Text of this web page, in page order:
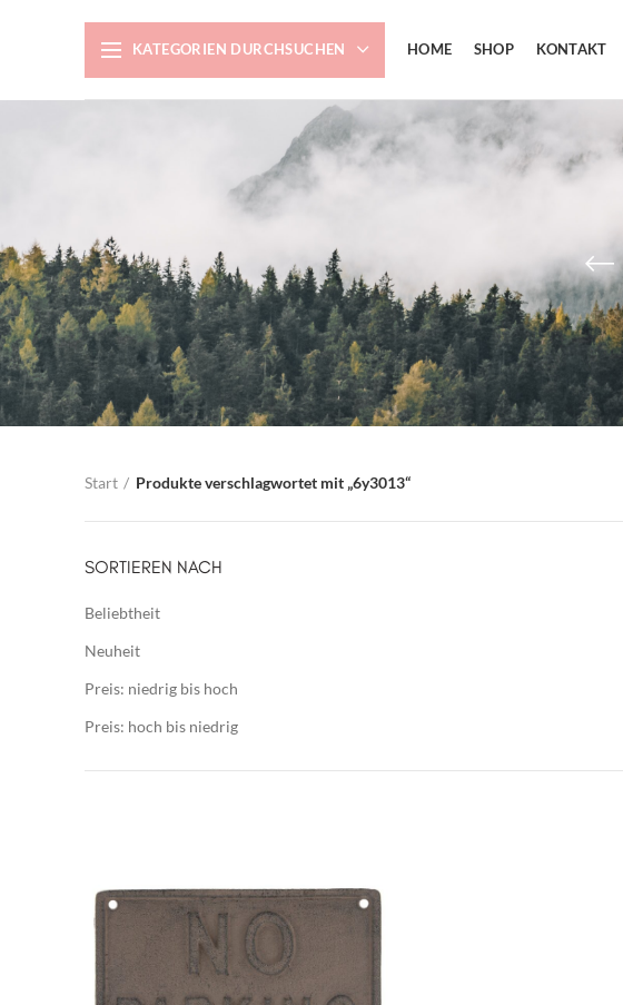
KATEGORIEN DURCHSUCHEN HOME SHOP KONTAKT
Start Produkte verschlagwortet mit „6y3013“
SORTIEREN NACH
Beliebtheit
Neuheit
Preis: niedrig bis hoch
Preis: hoch bis niedrig